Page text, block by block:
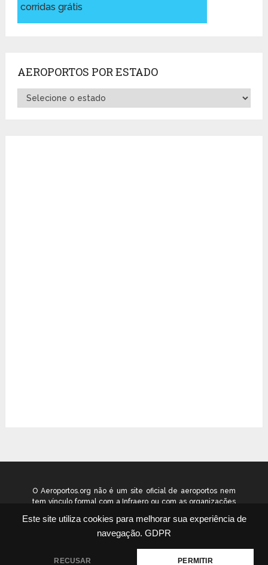
Este site utiliza cookies para melhorar sua experiência de
navegação. GDPR
RECUSAR PERMITIR
corridas grátis
AEROPORTOS POR ESTADO
Aeroportos
por
O Aeroportos.org não é um site oficial de aeroportos nem
tem vínculo formal com a Infraero ou com as organizações
como um guia independente de informação voltado ao
público geral. © 2026 aeroportos.org – Todos os direitos